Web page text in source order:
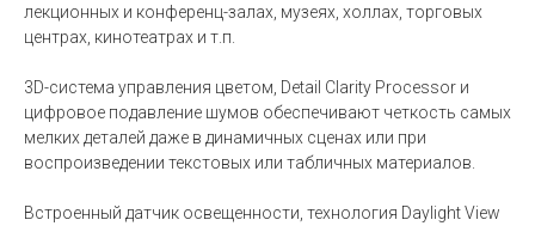
лекционных и конференц-залах, музеях, холлах, торговых
центрах, кинотеатрах и т.п.
3D-система управления цветом, Detail Clarity Processor и
цифровое подавление шумов обеспечивают четкость самых
мелких деталей даже в динамичных сценах или при
воспроизведении текстовых или табличных материалов.
Встроенный датчик освещенности, технология Daylight View